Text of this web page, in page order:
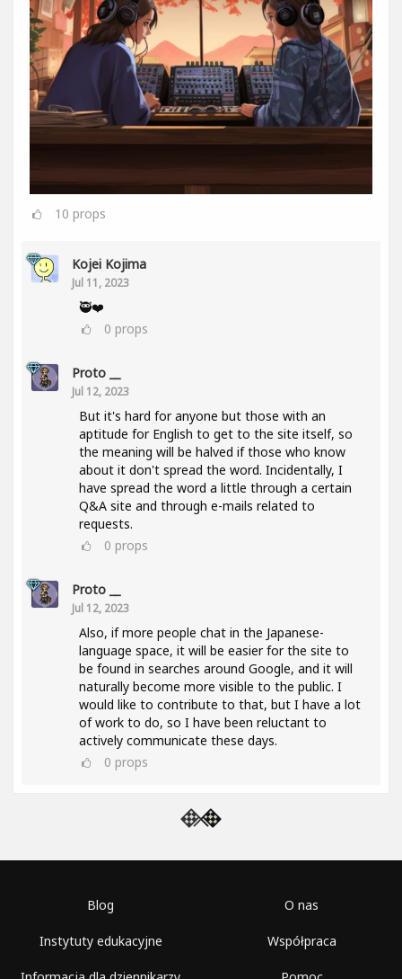
10 props
Kojei Kojima
Jul 11, 2023
🥷❤️
0 props
Proto __
Jul 12, 2023
But it's hard for anyone but those with an
aptitude for English to get to the site itself, so
the meaning will be halved if those who know
about it don't spread the word. Incidentally, I
have spread the word a little through a certain
Q&A site and through e-mails related to
requests.
0 props
Proto __
Jul 12, 2023
Also, if more people chat in the Japanese-
language space, it will be easier for the site to
be found in searches around Google, and it will
naturally become more visible to the public. I
would like to contribute to that, but I have a lot
of work to do, so I have been reluctant to
actively communicate these days.
0 props
Blog
Instytuty edukacyjne
O nas
Współpraca